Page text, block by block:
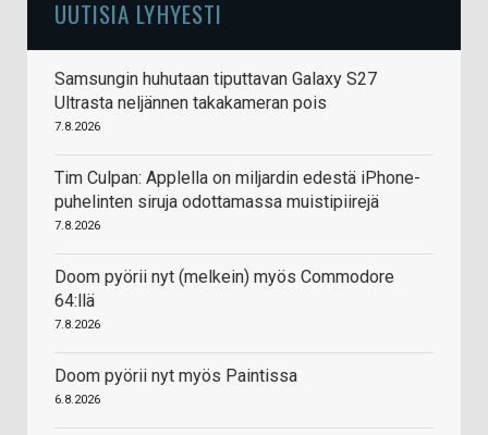
UUTISIA LYHYESTI
Samsungin huhutaan tiputtavan Galaxy S27
Ultrasta neljännen takakameran pois
7.8.2026
Tim Culpan: Applella on miljardin edestä iPhone-
puhelinten siruja odottamassa muistipiirejä
7.8.2026
Doom pyörii nyt (melkein) myös Commodore
64:llä
7.8.2026
Doom pyörii nyt myös Paintissa
6.8.2026